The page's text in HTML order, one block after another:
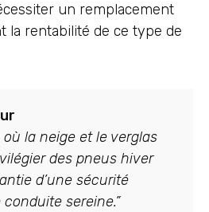
un remplacement
la rentabilité de ce type de
où la neige et le verglas
des pneus hiver
d’une sécurité
sereine.”